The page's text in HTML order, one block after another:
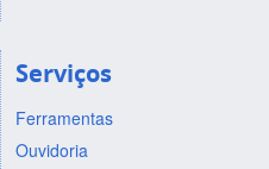
Serviços
Ferramentas
Ouvidoria